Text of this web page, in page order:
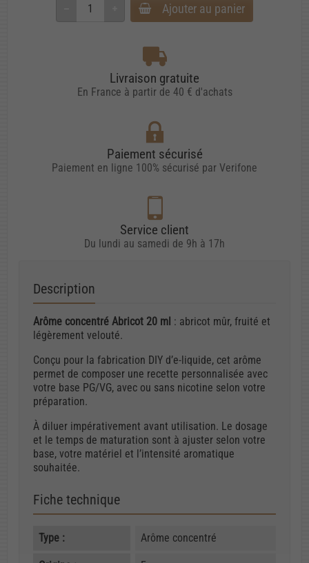
Ajouter au panier
Livraison gratuite
En France à partir de 40 € d'achats
Paiement sécurisé
Paiement en ligne 100% sécurisé par Verifone
Service client
Du lundi au samedi de 9h à 17h
Description
Arôme concentré Abricot 20 ml : abricot mûr, fruité et
légèrement velouté.
Conçu pour la fabrication DIY d’e-liquide, cet arôme
permet de composer une recette personnalisée avec
votre base PG/VG, avec ou sans nicotine selon votre
préparation.
À diluer impérativement avant utilisation. Le dosage
et le temps de maturation sont à ajuster selon votre
base, votre matériel et l’intensité aromatique
souhaitée.
Fiche technique
Type : Arôme concentré